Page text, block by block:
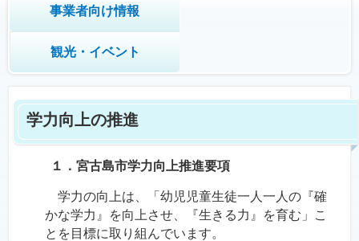
事業者向け情報
観光・イベント
学力向上の推進
１．宮古島市学力向上推進要項
学力の向上は、「幼児児童生徒一人一人の『確
かな学力』を向上させ、『生きる力』を育む」こ
とを目標に取り組んでいます。